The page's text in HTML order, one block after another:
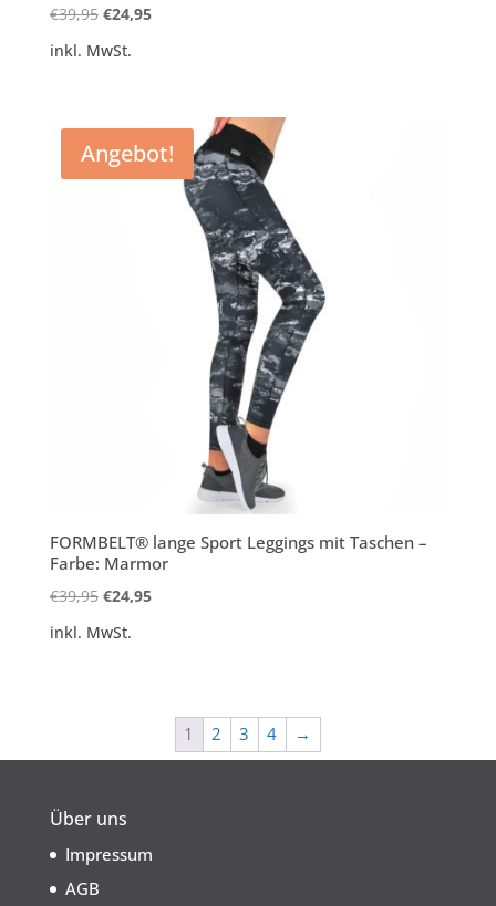
€39,95 Ursprünglicher
war:
€24,95Aktueller
inkl. MwSt.
Angebot!
FORMBELT® lange Sport Leggings mit Taschen –
Farbe: Marmor
€39,95 Ursprünglicher
war:
€24,95Aktueller
inkl. MwSt.
1 2 3 4 →
Über uns
Impressum
AGB